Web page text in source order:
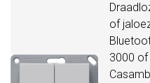
of
3000 of